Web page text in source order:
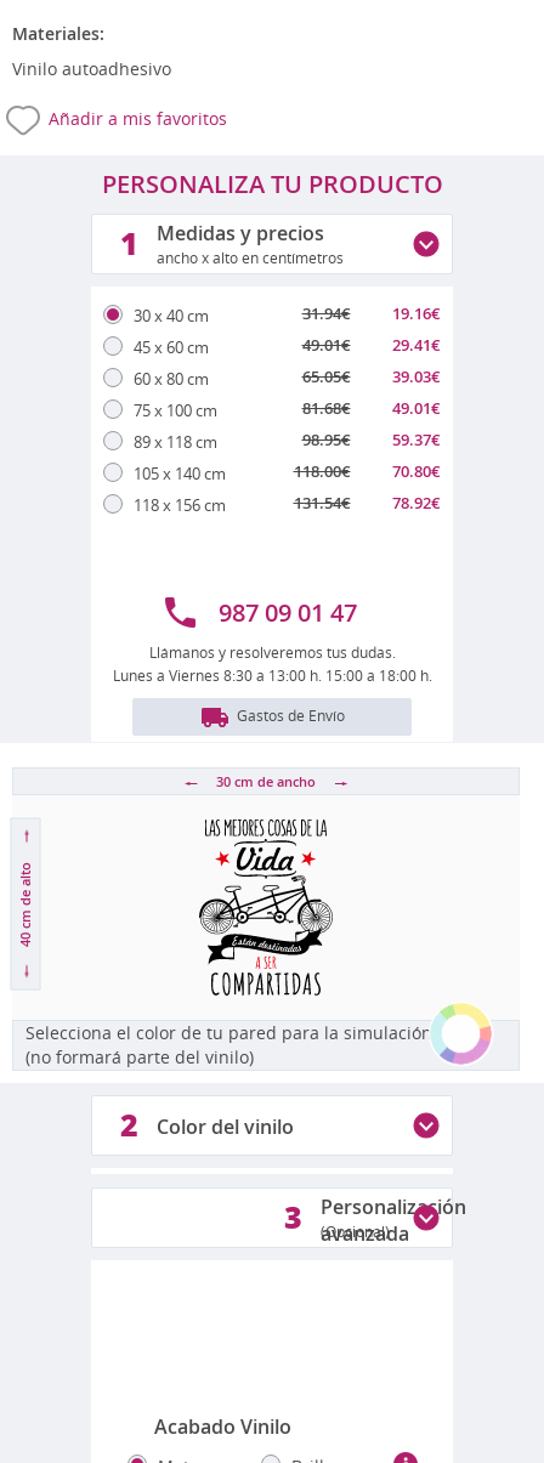
Materiales:
Vinilo autoadhesivo
Añadir a mis favoritos
PERSONALIZA TU PRODUCTO
1 Medidas y precios
ancho x alto en centímetros
30 x 40 cm
45 x 60 cm
60 x 80 cm
75 x 100 cm
89 x 118 cm
105 x 140 cm
118 x 156 cm
31.94€
49.01€
65.05€
81.68€
98.95€
118.00€
131.54€
19.16€
29.41€
39.03€
49.01€
59.37€
70.80€
78.92€
987 09 01 47
Llámanos y resolveremos tus dudas.
Lunes a Viernes 8:30 a 13:00 h. 15:00 a 18:00 h.
Gastos de Envío
30 cm de ancho
40 cm
de alto
Selecciona el color de tu pared para la simulación
(no formará parte del vinilo)
2 Color del vinilo
1 2
3
Personalización
avanzada
(Opcional)
Acabado Vinilo